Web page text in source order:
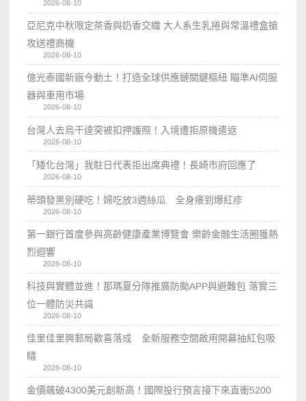
2026-08-10
亞尼克中秋限定茶香與奶香交織 大人系生乳捲與常溫禮盒搶
攻送禮商機
2026-08-10
億光泰國新廠今動土！打造全球供應鏈關鍵樞紐 瞄準AI伺服
器與車用市場
2026-08-10
台灣人去烏干達突被扣押護照！入境遭拒原機遣返
2026-08-10
「矮化台灣」我駐日代表拒出席典禮！長崎市府回應了
2026-08-10
蒂頭發黑別硬吃！婦吃放3週絲瓜 全身癢到爆紅疹
2026-08-10
第一銀行首度參與高齡健康產業博覽會 樂齡金融生活圈獲熱
烈迴響
2026-08-10
科技與實體並進！那瑪夏分隊推廣防颱APP與避難包 落實三
位一體防災共識
2026-08-10
佳里佳里興郵局歡喜落成 全新服務空間啟用開幕抽紅包吸
睛
2026-08-10
金價飆破4300美元創新高！國際投行預言接下來直衝5200